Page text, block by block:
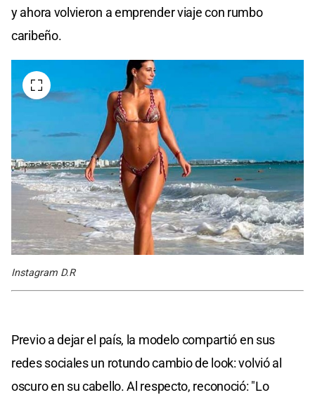
y ahora volvieron a emprender viaje con rumbo
caribeño.
Instagram D.R
Previo a dejar el país, la modelo compartió en sus
redes sociales un rotundo cambio de look: volvió al
oscuro en su cabello. Al respecto, reconoció: "Lo